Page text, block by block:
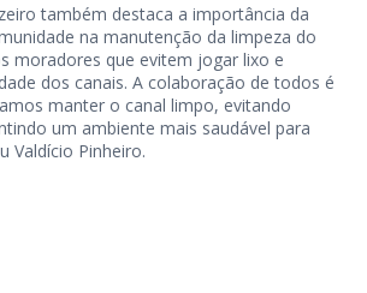
também destaca a importância da
na manutenção da limpeza do
moradores que evitem jogar lixo e
dos canais. A colaboração de todos é
manter o canal limpo, evitando
um ambiente mais saudável para
Valdício Pinheiro.